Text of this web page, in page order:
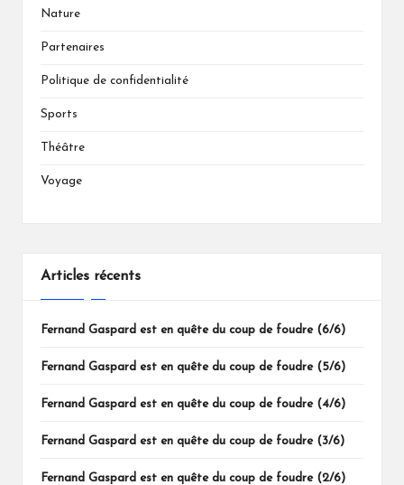
Nature
Partenaires
Politique de confidentialité
Sports
Théâtre
Voyage
Articles récents
Fernand Gaspard est en quête du coup de foudre (6/6)
Fernand Gaspard est en quête du coup de foudre (5/6)
Fernand Gaspard est en quête du coup de foudre (4/6)
Fernand Gaspard est en quête du coup de foudre (3/6)
Fernand Gaspard est en quête du coup de foudre (2/6)